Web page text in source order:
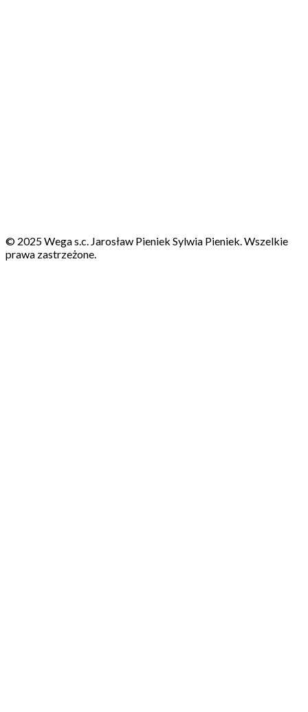
© 2025 Wega s.c. Jarosław Pieniek Sylwia Pieniek. Wszelkie
prawa zastrzeżone.